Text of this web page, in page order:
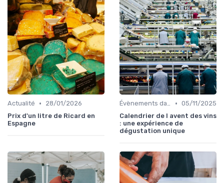
Actualité •
28/01/2026
Prix d'un litre de Ricard en
Espagne
Évènements dans la food • 05/11/2025
Calendrier de l avent des vins
: une expérience de
dégustation unique